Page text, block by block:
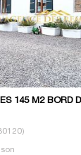
145 M2 BORD
)